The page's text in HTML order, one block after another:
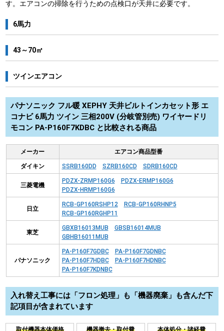
す。エアコンの掃除を行うための点検口が天井に必要です。
6馬力
43～70㎡
ツインエアコン
パナソニック フル暖 XEPHY 天井ビルトインカセット形 エ
コナビ 6馬力 ツイン 三相200V (分岐管別売) ワイヤードリ
モコン PA-P160F7KDBC と比較される商品
メーカー エアコン商品型番
ダイキン SSRB160DD SZRB160CD SDRB160CD
三菱電機
PDZX-ZRMP160G6
PDZX-ERMP160G6
PDZX-HRMP160G6
日立
RCB-GP160RSHP12
RCB-GP160RHNP5
RCB-GP160RGHP11
東芝
GBXB16013MUB
GBSB16014MUB
GBHB16011MUB
パナソニック
PA-P160F7GDBC
PA-P160F7GDNBC
PA-P160F7HDBC
PA-P160F7HDNBC
PA-P160F7KDNBC
入れ替え工事には「フロン処理」も「機器廃棄」も含んだ下
記項目が含まれています
取付機器本体価格 機器撤去・取付費 本体処分・諸経費